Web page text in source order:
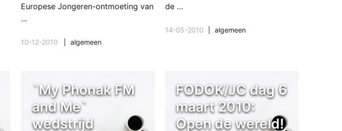
Europese Jongeren-ontmoeting van
…
10-12-2010 algemeen
de …
14-05-2010 algemeen
`My Phonak FM
and Me`
wedstrijd
FODOK/JC dag 6
maart 2010:
Open de wereld!